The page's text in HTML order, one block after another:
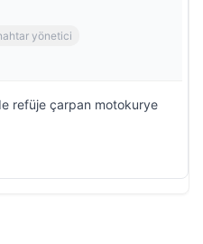
yönetici
refüje çarpan motokurye